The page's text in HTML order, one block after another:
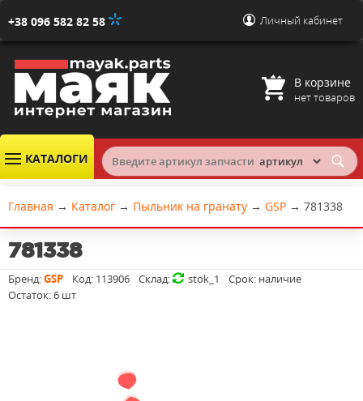
+38 096 582 82 58 Личный кабинет
В корзине
нет товаров
КАТАЛОГИ
Главная → Каталог → Пыльник на гранату → GSP → 781338
781338
Бренд:GSP Код: 113906 Склад: stok_1 Срок: наличие
Остаток:6 шт